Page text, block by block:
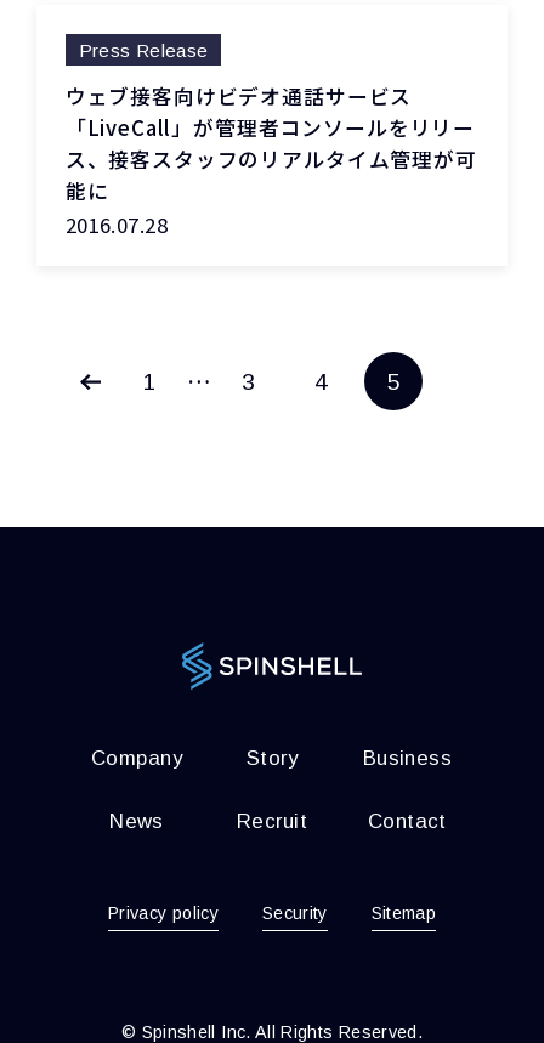
Press Release
ウェブ接客向けビデオ通話サービス
「LiveCall」が管理者コンソールをリリー
ス、接客スタッフのリアルタイム管理が可
能に
2016.07.28
1 … 3 4 5
Company Story Business
News Recruit Contact
Privacy policy Security Sitemap
© Spinshell Inc. All Rights Reserved.